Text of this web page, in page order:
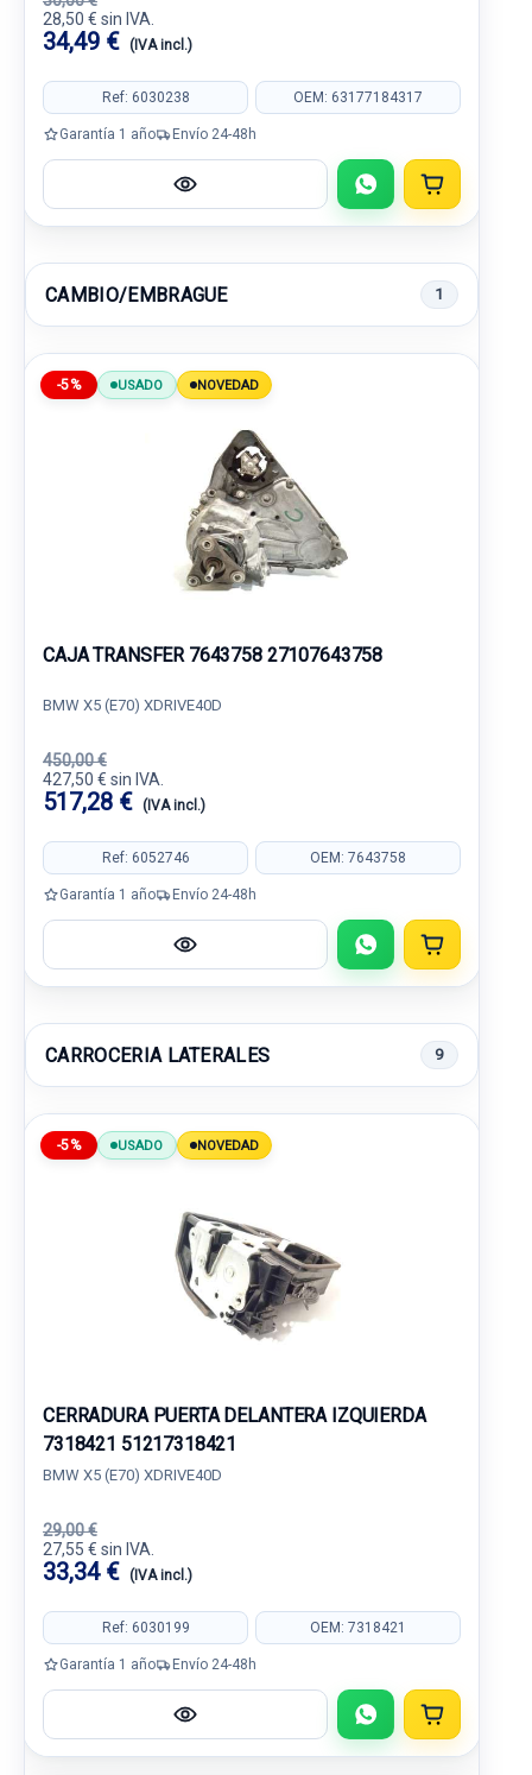
28,50 € sin IVA.
34,49 € (IVA incl.)
Ref: 6030238 OEM: 63177184317
Garantía 1 año Envío 24-48h
CAMBIO/EMBRAGUE 1
-5% USADO NOVEDAD
CAJA TRANSFER 7643758 27107643758
BMW X5 (E70) XDRIVE40D
450,00 €
427,50 € sin IVA.
517,28 € (IVA incl.)
Ref: 6052746 OEM: 7643758
Garantía 1 año Envío 24-48h
CARROCERIA LATERALES 9
-5% USADO NOVEDAD
CERRADURA PUERTA DELANTERA IZQUIERDA
7318421 51217318421
BMW X5 (E70) XDRIVE40D
29,00 €
27,55 € sin IVA.
33,34 € (IVA incl.)
Ref: 6030199 OEM: 7318421
Garantía 1 año Envío 24-48h